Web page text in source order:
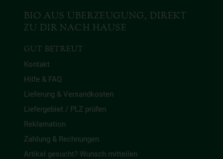
BIO AUS ÜBERZEUGUNG, DIREKT
ZU DIR NACH HAUSE
GUT BETREUT
Kontakt
Hilfe & FAQ
Lieferung & Versandkosten
Liefergebiet / PLZ prüfen
Reklamation
Zahlung & Rechnungen
Artikel gesucht? Wunsch mitteilen